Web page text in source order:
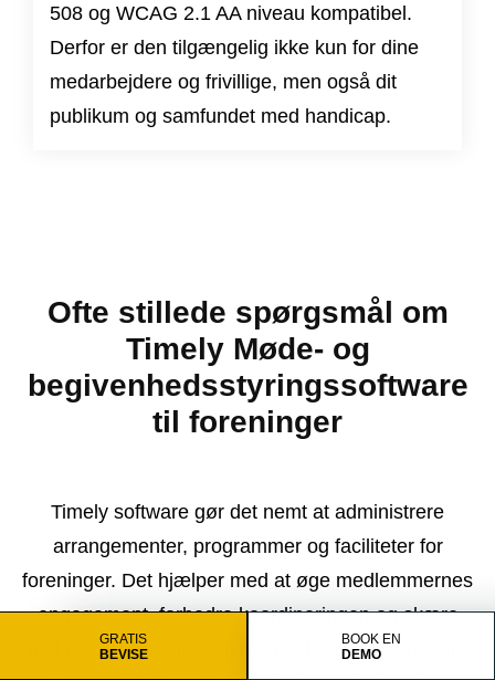
GRATIS
BEVISE
BOOK EN
DEMO
508 og WCAG 2.1 AA niveau kompatibel.
Derfor er den tilgængelig ikke kun for dine
medarbejdere og frivillige, men også dit
publikum og samfundet med handicap.
Ofte stillede spørgsmål om
Timely Møde- og
begivenhedsstyringssoftware
til foreninger
Timely software gør det nemt at administrere
arrangementer, programmer og faciliteter for
foreninger. Det hjælper med at øge medlemmernes
engagement, forbedre koordineringen og skære
ned på det administrative arbejde. Udforsk de ofte